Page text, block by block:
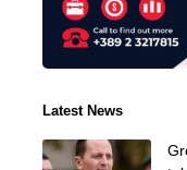
Latest News